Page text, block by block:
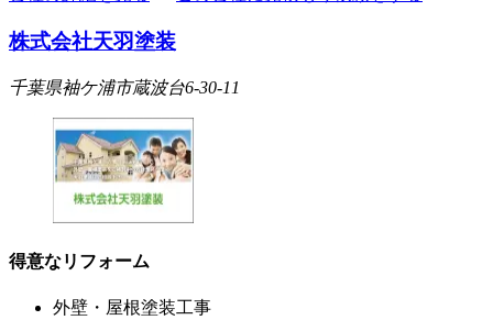
株式会社天羽塗装
千葉県袖ケ浦市蔵波台6-30-11
得意なリフォーム
外壁・屋根塗装工事